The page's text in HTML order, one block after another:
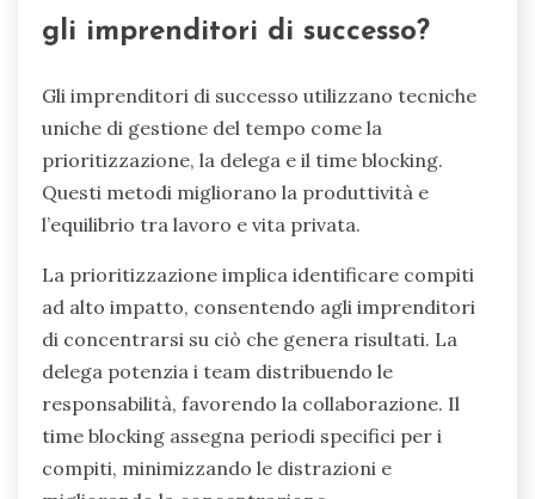
gli imprenditori di successo?
Gli imprenditori di successo utilizzano tecniche
uniche di gestione del tempo come la
prioritizzazione, la delega e il time blocking.
Questi metodi migliorano la produttività e
l’equilibrio tra lavoro e vita privata.
La prioritizzazione implica identificare compiti
ad alto impatto, consentendo agli imprenditori
di concentrarsi su ciò che genera risultati. La
delega potenzia i team distribuendo le
responsabilità, favorendo la collaborazione. Il
time blocking assegna periodi specifici per i
compiti, minimizzando le distrazioni e